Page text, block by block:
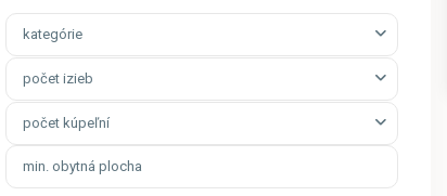
kategórie
počet izieb
počet kúpeľní